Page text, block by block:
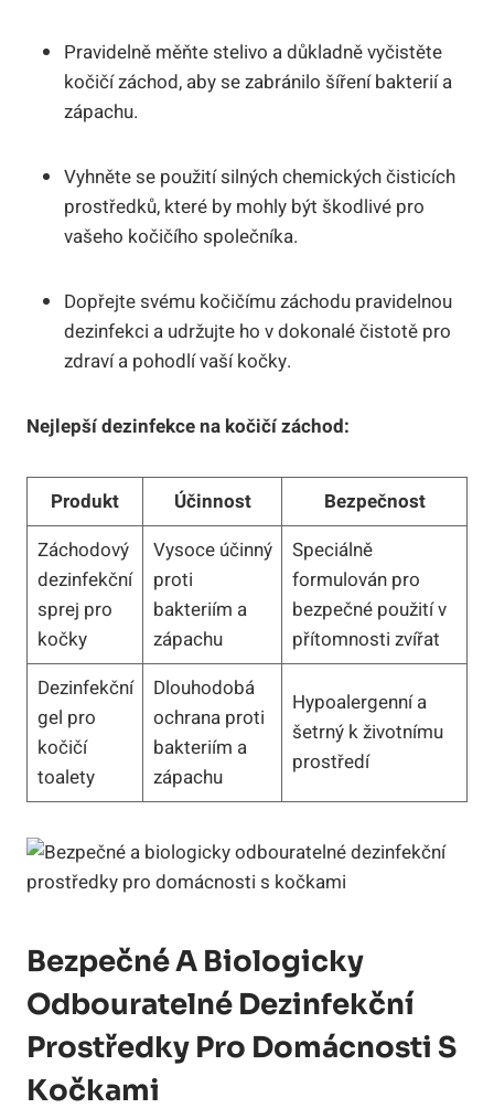
Pravidelně měňte stelivo a důkladně vyčistěte
kočičí záchod, aby se zabránilo šíření bakterií a
zápachu.
Vyhněte se použití silných chemických čisticích
prostředků, které by mohly být škodlivé pro
vašeho kočičího společníka.
Dopřejte svému kočičímu záchodu pravidelnou
dezinfekci a udržujte ho v dokonalé čistotě pro
zdraví a pohodlí vaší kočky.
Nejlepší dezinfekce na kočičí záchod:
Produkt Účinnost
Bezpečnost
Záchodový
dezinfekční
sprej pro
kočky
Vysoce účinný
proti
bakteriím a
zápachu
Speciálně
formulován pro
bezpečné použití v
přítomnosti zvířat
Dezinfekční
gel pro
kočičí
toalety
Dlouhodobá
ochrana proti
bakteriím a
zápachu
Hypoalergenní a
šetrný k životnímu
prostředí
Bezpečné A Biologicky
Odbouratelné Dezinfekční
Prostředky Pro Domácnosti S
Kočkami